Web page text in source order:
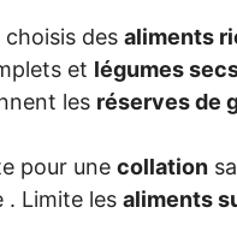
choisis des aliments
et légumes
les réserves de
pour une collation
. Limite les aliments